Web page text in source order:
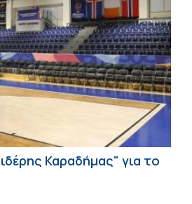
Καραδήμας" για το